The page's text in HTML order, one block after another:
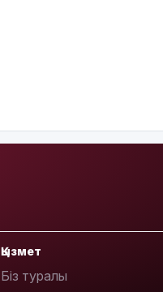
Қызмет
Біз туралы